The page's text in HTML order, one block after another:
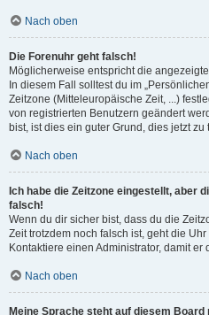
Nach oben
Die Forenuhr geht falsch!
Möglicherweise entspricht die
In diesem Fall solltest du im
Zeitzone (Mitteleuropäische Zeit, ...)
von registrierten Benutzern geändert
bist, ist dies ein guter Grund, dies jetzt zu
Nach oben
Ich habe die Zeitzone eingestellt, aber
falsch!
Wenn du dir sicher bist, dass du die
Zeit trotzdem noch falsch ist, geht die
Kontaktiere einen Administrator, damit er
Nach oben
Meine Sprache steht auf diesem Board